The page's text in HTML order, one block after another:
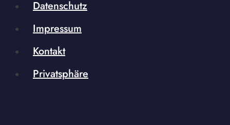
Datenschutz
Impressum
Kontakt
Privatsphäre